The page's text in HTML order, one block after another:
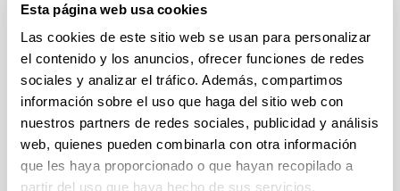
Esta página web usa cookies
Las cookies de este sitio web se usan para personalizar
el contenido y los anuncios, ofrecer funciones de redes
sociales y analizar el tráfico. Además, compartimos
información sobre el uso que haga del sitio web con
nuestros partners de redes sociales, publicidad y análisis
web, quienes pueden combinarla con otra información
que les haya proporcionado o que hayan recopilado a
partir del uso que haya hecho de sus servicios.
Inicio Departamento de
Física Aplicada
MenúAbrir/cerrar
Memorias del Departamento
de Física Aplicada